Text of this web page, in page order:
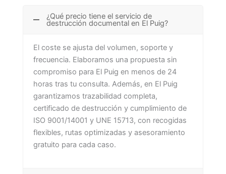
¿Qué precio tiene el servicio de
destrucción documental en El Puig?
El coste se ajusta del volumen, soporte y
frecuencia. Elaboramos una propuesta sin
compromiso para El Puig en menos de 24
horas tras tu consulta. Además, en El Puig
garantizamos trazabilidad completa,
certificado de destrucción y cumplimiento de
ISO 9001/14001 y UNE 15713, con recogidas
flexibles, rutas optimizadas y asesoramiento
gratuito para cada caso.